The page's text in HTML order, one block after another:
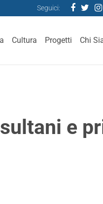
Seguici:
Cultura Progetti Chi
e